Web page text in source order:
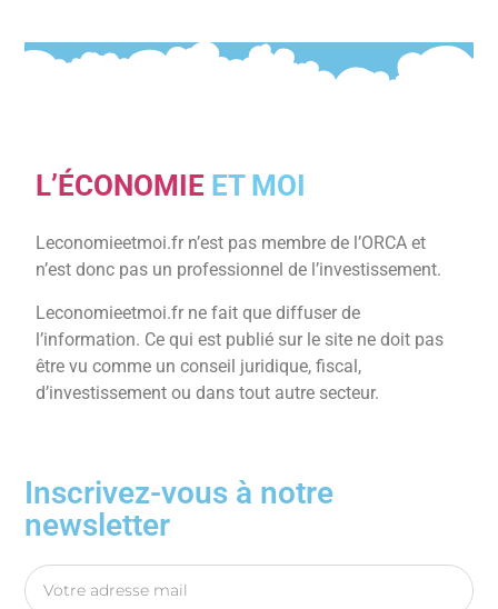
L’ÉCONOMIE ET MOI
Leconomieetmoi.fr n’est pas membre de l’ORCA et
n’est donc pas un professionnel de l’investissement.
Leconomieetmoi.fr ne fait que diffuser de
l’information. Ce qui est publié sur le site ne doit pas
être vu comme un conseil juridique, fiscal,
d’investissement ou dans tout autre secteur.
Inscrivez-vous à notre
newsletter